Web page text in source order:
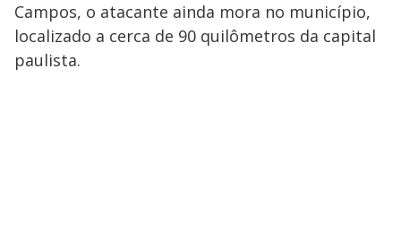
Campos, o atacante ainda mora no município,
localizado a cerca de 90 quilômetros da capital
paulista.